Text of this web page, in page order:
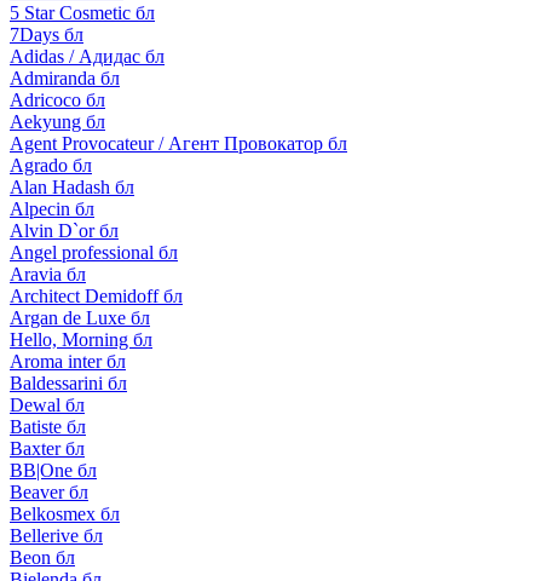
5 Star Cosmetic бл
7Days бл
Adidas / Адидас бл
Admiranda бл
Adricoco бл
Aekyung бл
Agent Provocateur / Агент Провокатор бл
Agrado бл
Alan Hadash бл
Alpecin бл
Alvin D`or бл
Angel professional бл
Aravia бл
Architect Demidoff бл
Argan de Luxe бл
Hello, Morning бл
Aroma inter бл
Baldessarini бл
Dewal бл
Batiste бл
Baxter бл
BB|One бл
Beaver бл
Belkosmex бл
Bellerive бл
Beon бл